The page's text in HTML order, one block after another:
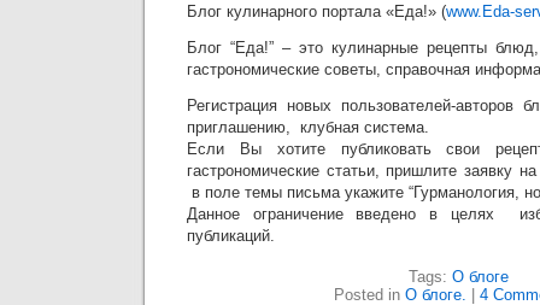
Блог кулинарного портала «Еда!» (www.Eda-
Блог “Еда!” – это кулинарные рецепты
гастрономические советы, справочная
Регистрация новых пользователей-авторов
приглашению, клубная система.
Если Вы хотите публиковать свои
гастрономические статьи, пришлите заявку
в поле темы письма укажите “Гурманология,
Данное ограничение введено в целях
публикаций.
Tags: О блоге
Posted in О блоге. 4